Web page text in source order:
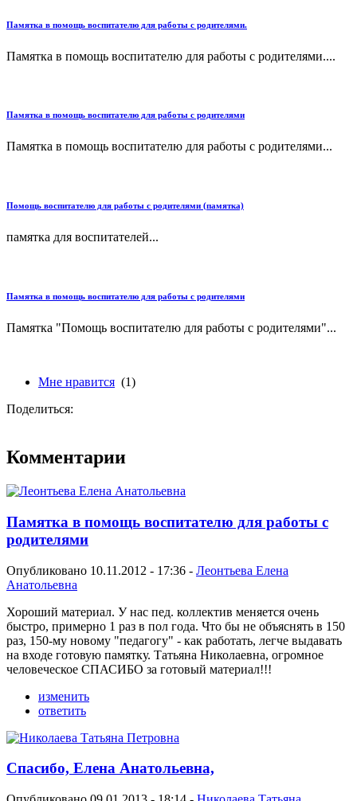
Памятка в помощь воспитателю для работы с родителями.
Памятка в помощь воспитателю для работы с родителями....
Памятка в помощь воспитателю для работы с родителями
Памятка в помощь воспитателю для работы с родителями...
Помощь воспитателю для работы с родителями (памятка)
памятка для воспитателей...
Памятка в помощь воспитателю для работы с родителями
Памятка "Помощь воспитателю для работы с родителями"...
Мне нравится (1)
Поделиться:
Комментарии
Памятка в помощь воспитателю для работы с
родителями
Опубликовано 10.11.2012 - 17:36 - Леонтьева Елена
Анатольевна
Хороший материал. У нас пед. коллектив меняется очень
быстро, примерно 1 раз в пол года. Что бы не объяснять в 150
раз, 150-му новому "педагогу" - как работать, легче выдавать
на входе готовую памятку. Татьяна Николаевна, огромное
человеческое СПАСИБО за готовый материал!!!
изменить
ответить
Спасибо, Елена Анатольевна,